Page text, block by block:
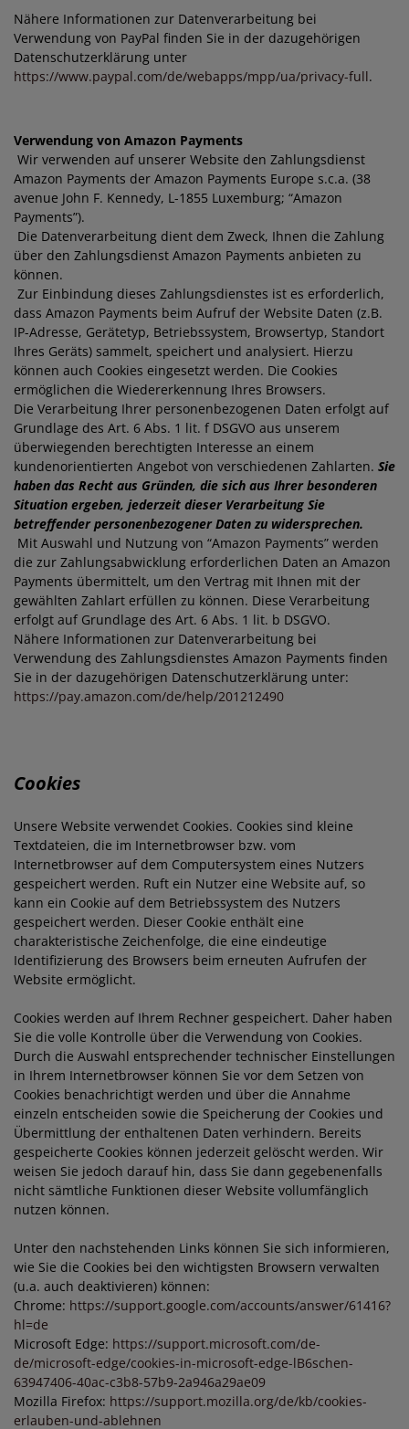
Nähere Informationen zur Datenverarbeitung bei
Verwendung von PayPal finden Sie in der dazugehörigen
Datenschutzerklärung unter
https://www.paypal.com/de/webapps/mpp/ua/privacy-full.
Verwendung von Amazon Payments
Wir verwenden auf unserer Website den Zahlungsdienst
Amazon Payments der Amazon Payments Europe s.c.a. (38
avenue John F. Kennedy, L-1855 Luxemburg; “Amazon
Payments”).
Die Datenverarbeitung dient dem Zweck, Ihnen die Zahlung
über den Zahlungsdienst Amazon Payments anbieten zu
können.
Zur Einbindung dieses Zahlungsdienstes ist es erforderlich,
dass Amazon Payments beim Aufruf der Website Daten (z.B.
IP-Adresse, Gerätetyp, Betriebssystem, Browsertyp, Standort
Ihres Geräts) sammelt, speichert und analysiert. Hierzu
können auch Cookies eingesetzt werden. Die Cookies
ermöglichen die Wiedererkennung Ihres Browsers.
Die Verarbeitung Ihrer personenbezogenen Daten erfolgt auf
Grundlage des Art. 6 Abs. 1 lit. f DSGVO aus unserem
überwiegenden berechtigten Interesse an einem
kundenorientierten Angebot von verschiedenen Zahlarten. Sie
haben das Recht aus Gründen, die sich aus Ihrer besonderen
Situation ergeben, jederzeit dieser Verarbeitung Sie
betreffender personenbezogener Daten zu widersprechen.
Mit Auswahl und Nutzung von “Amazon Payments” werden
die zur Zahlungsabwicklung erforderlichen Daten an Amazon
Payments übermittelt, um den Vertrag mit Ihnen mit der
gewählten Zahlart erfüllen zu können. Diese Verarbeitung
erfolgt auf Grundlage des Art. 6 Abs. 1 lit. b DSGVO.
Nähere Informationen zur Datenverarbeitung bei
Verwendung des Zahlungsdienstes Amazon Payments finden
Sie in der dazugehörigen Datenschutzerklärung unter:
https://pay.amazon.com/de/help/201212490
Cookies
Unsere Website verwendet Cookies. Cookies sind kleine
Textdateien, die im Internetbrowser bzw. vom
Internetbrowser auf dem Computersystem eines Nutzers
gespeichert werden. Ruft ein Nutzer eine Website auf, so
kann ein Cookie auf dem Betriebssystem des Nutzers
gespeichert werden. Dieser Cookie enthält eine
charakteristische Zeichenfolge, die eine eindeutige
Identifizierung des Browsers beim erneuten Aufrufen der
Website ermöglicht.
Cookies werden auf Ihrem Rechner gespeichert. Daher haben
Sie die volle Kontrolle über die Verwendung von Cookies.
Durch die Auswahl entsprechender technischer Einstellungen
in Ihrem Internetbrowser können Sie vor dem Setzen von
Cookies benachrichtigt werden und über die Annahme
einzeln entscheiden sowie die Speicherung der Cookies und
Übermittlung der enthaltenen Daten verhindern. Bereits
gespeicherte Cookies können jederzeit gelöscht werden. Wir
weisen Sie jedoch darauf hin, dass Sie dann gegebenenfalls
nicht sämtliche Funktionen dieser Website vollumfänglich
nutzen können.
Unter den nachstehenden Links können Sie sich informieren,
wie Sie die Cookies bei den wichtigsten Browsern verwalten
(u.a. auch deaktivieren) können:
Chrome: https://support.google.com/accounts/answer/61416?
hl=de
Microsoft Edge: https://support.microsoft.com/de-
de/microsoft-edge/cookies-in-microsoft-edge-lB6schen-
63947406-40ac-c3b8-57b9-2a946a29ae09
Mozilla Firefox: https://support.mozilla.org/de/kb/cookies-
erlauben-und-ablehnen